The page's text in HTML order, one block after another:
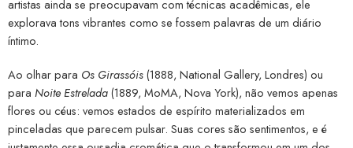
artistas ainda se preocupavam com técnicas acadêmicas, ele
explorava tons vibrantes como se fossem palavras de um diário
íntimo.
Ao olhar para Os Girassóis(1888, National Gallery, Londres) ou
para Noite Estrelada(1889, MoMA, Nova York), não vemos apenas
flores ou céus: vemos estados de espírito materializados em
pinceladas que parecem pulsar. Suas cores são sentimentos, e é